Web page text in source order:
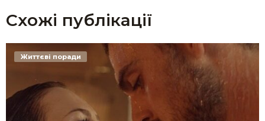
Схожі публікації
Життєві поради